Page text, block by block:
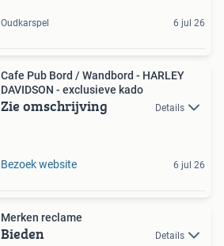
Oudkarspel 6 jul 26
Cafe Pub Bord / Wandbord - HARLEY
DAVIDSON - exclusieve kado
Zie omschrijving Details
Bezoek website 6 jul 26
Merken reclame
Bieden Details